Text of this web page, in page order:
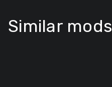
Similar mods